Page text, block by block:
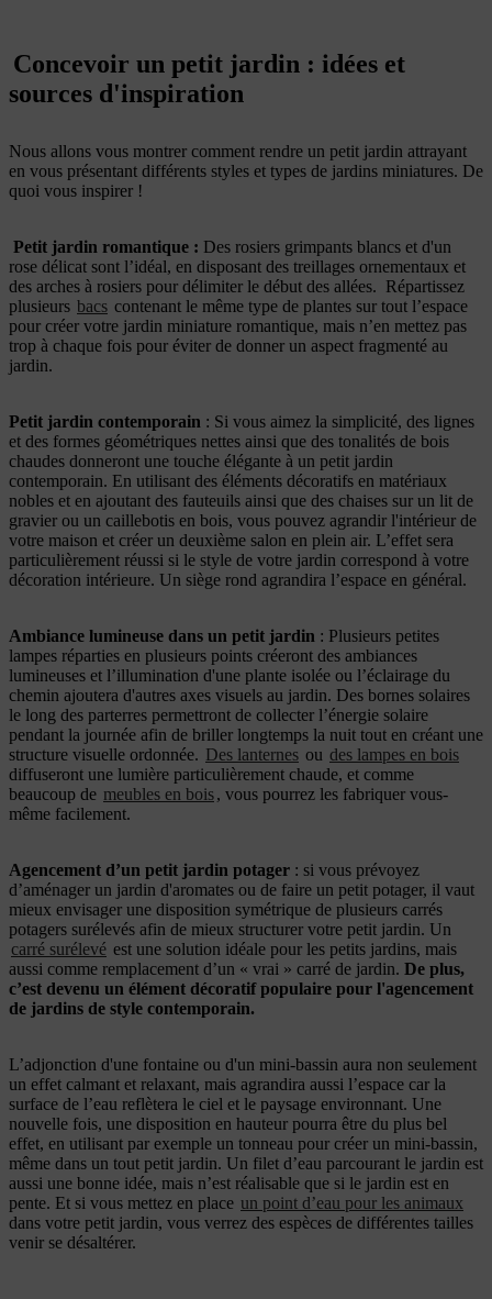
Concevoir un petit jardin : idées et
sources d'inspiration
Nous allons vous montrer comment rendre un petit jardin attrayant
en vous présentant différents styles et types de jardins miniatures. De
quoi vous inspirer !
Petit jardin romantique : Des rosiers grimpants blancs et d'un
rose délicat sont l’idéal, en disposant des treillages ornementaux et
des arches à rosiers pour délimiter le début des allées. Répartissez
plusieurs bacs contenant le même type de plantes sur tout l’espace
pour créer votre jardin miniature romantique, mais n’en mettez pas
trop à chaque fois pour éviter de donner un aspect fragmenté au
jardin.
Petit jardin contemporain : Si vous aimez la simplicité, des lignes
et des formes géométriques nettes ainsi que des tonalités de bois
chaudes donneront une touche élégante à un petit jardin
contemporain. En utilisant des éléments décoratifs en matériaux
nobles et en ajoutant des fauteuils ainsi que des chaises sur un lit de
gravier ou un caillebotis en bois, vous pouvez agrandir l'intérieur de
votre maison et créer un deuxième salon en plein air. L’effet sera
particulièrement réussi si le style de votre jardin correspond à votre
décoration intérieure. Un siège rond agrandira l’espace en général.
Ambiance lumineuse dans un petit jardin : Plusieurs petites
lampes réparties en plusieurs points créeront des ambiances
lumineuses et l’illumination d'une plante isolée ou l’éclairage du
chemin ajoutera d'autres axes visuels au jardin. Des bornes solaires
le long des parterres permettront de collecter l’énergie solaire
pendant la journée afin de briller longtemps la nuit tout en créant une
structure visuelle ordonnée. Des lanternes ou des lampes en bois
diffuseront une lumière particulièrement chaude, et comme
beaucoup de meubles en bois, vous pourrez les fabriquer vous-
même facilement.
Agencement d’un petit jardin potager : si vous prévoyez
d’aménager un jardin d'aromates ou de faire un petit potager, il vaut
mieux envisager une disposition symétrique de plusieurs carrés
potagers surélevés afin de mieux structurer votre petit jardin. Un
carré surélevé est une solution idéale pour les petits jardins, mais
aussi comme remplacement d’un « vrai » carré de jardin. De plus,
c’est devenu un élément décoratif populaire pour l'agencement
de jardins de style contemporain.
L’adjonction d'une fontaine ou d'un mini-bassin aura non seulement
un effet calmant et relaxant, mais agrandira aussi l’espace car la
surface de l’eau reflètera le ciel et le paysage environnant. Une
nouvelle fois, une disposition en hauteur pourra être du plus bel
effet, en utilisant par exemple un tonneau pour créer un mini-bassin,
même dans un tout petit jardin. Un filet d’eau parcourant le jardin est
aussi une bonne idée, mais n’est réalisable que si le jardin est en
pente. Et si vous mettez en place un point d’eau pour les animaux
dans votre petit jardin, vous verrez des espèces de différentes tailles
venir se désaltérer.